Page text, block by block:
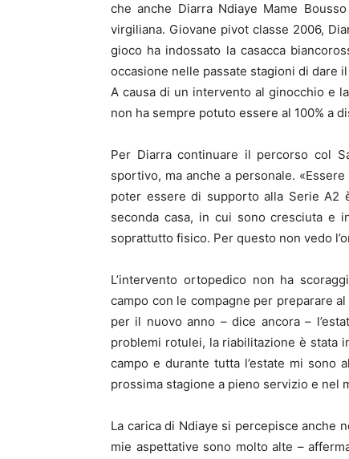
che anche Diarra Ndiaye Mame
virgiliana. Giovane pivot classe 2006,
gioco ha indossato la casacca
occasione nelle passate stagioni di dare
A causa di un intervento al ginocchio e
non ha sempre potuto essere al 100% a
Per Diarra continuare il percorso col
sportivo, ma anche a personale.
poter essere di supporto alla Serie A2
seconda casa, in cui sono cresciuta e
soprattutto fisico. Per questo non vedo
L’intervento ortopedico non ha
campo con le compagne per preparare
per il nuovo anno – dice ancora –
problemi rotulei, la riabilitazione è stata
campo e durante tutta l’estate mi sono
prossima stagione a pieno servizio e nel
La carica di Ndiaye si percepisce anche
mie aspettative sono molto alte –